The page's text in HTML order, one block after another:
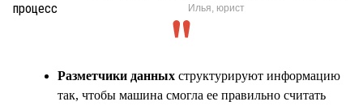
Илья, юрист
Разметчики данных структурируют информацию
так, чтобы машина смогла ее правильно считать